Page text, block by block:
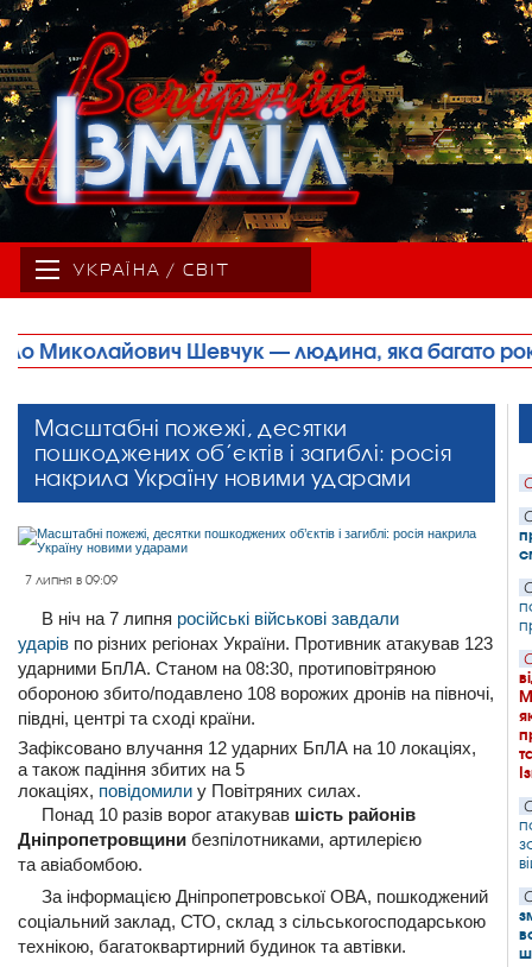
УКРАЇНА / СВІТ
яка багато років свого життя присвятила
Масштабні пожежі, десятки
пошкоджених об’єктів і загиблі: росія
накрила Україну новими ударами
7 липня в 09:09
В ніч на 7 липня російські військові завдали
ударів по різних регіонах України. Противник атакував 123
ударними БпЛА. Станом на 08:30, протиповітряною
обороною збито/подавлено 108 ворожих дронів на півночі,
півдні, центрі та сході країни.
Зафіксовано влучання 12 ударних БпЛА на 10 локаціях,
а також падіння збитих на 5
локаціях, повідомили у Повітряних силах.
Понад 10 разів ворог атакував шість районів
Дніпропетровщини безпілотниками, артилерією
та авіабомбою.
За інформацією Дніпропетровської ОВА, пошкоджений
соціальний заклад, СТО, склад з сільськогосподарською
технікою, багатоквартирний будинок та автівки.